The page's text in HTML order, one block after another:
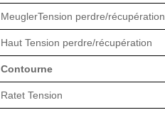
MeuglerTension perdre/récupération
Haut Tension perdre/récupération
Contourne
Ratet Tension